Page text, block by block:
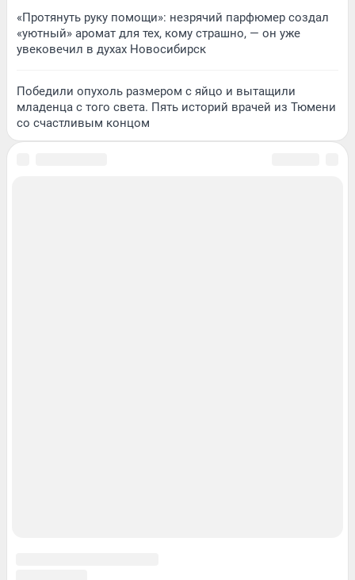
«Протянуть руку помощи»: незрячий парфюмер создал
«уютный» аромат для тех, кому страшно, — он уже
увековечил в духах Новосибирск
Победили опухоль размером с яйцо и вытащили
младенца с того света. Пять историй врачей из Тюмени
со счастливым концом